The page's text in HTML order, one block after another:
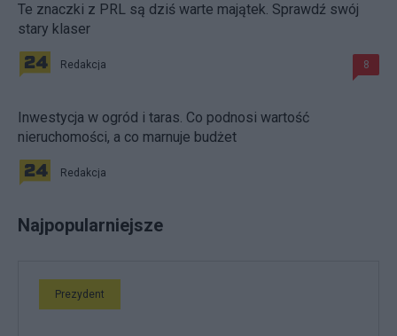
Te znaczki z PRL są dziś warte majątek. Sprawdź swój
stary klaser
Redakcja 8
Inwestycja w ogród i taras. Co podnosi wartość
nieruchomości, a co marnuje budżet
Redakcja
Najpopularniejsze
Prezydent